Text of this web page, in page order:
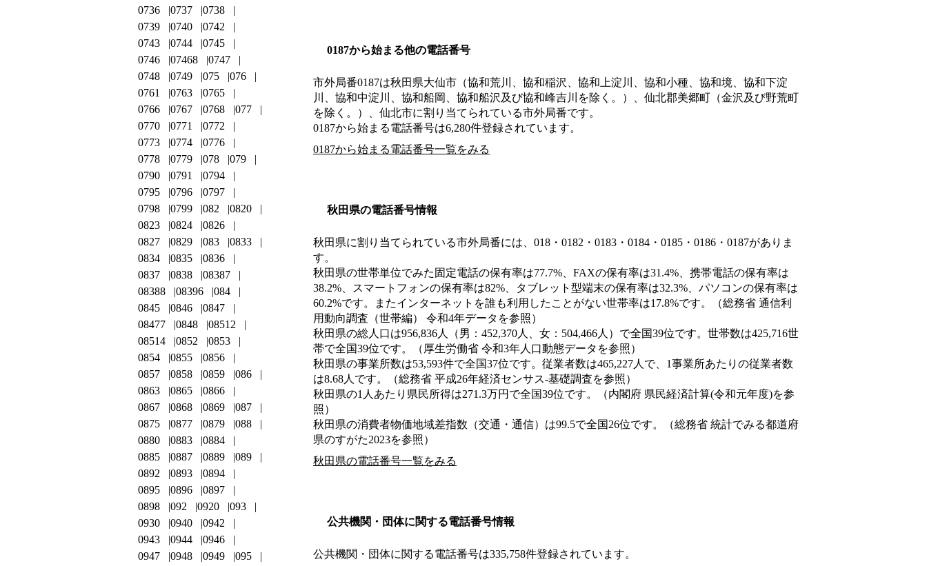
0187から始まる他の電話番号
市外局番0187は秋田県大仙市（協和荒川、協和稲沢、協和上淀川、協和小種、協和境、協和下淀
川、協和中淀川、協和船岡、協和船沢及び協和峰吉川を除く。）、仙北郡美郷町（金沢及び野荒町
を除く。）、仙北市に割り当てられている市外局番です。
0187から始まる電話番号は6,280件登録されています。
0187から始まる電話番号一覧をみる
秋田県の電話番号情報
秋田県に割り当てられている市外局番には、018・0182・0183・0184・0185・0186・0187がありま
す。
秋田県の世帯単位でみた固定電話の保有率は77.7%、FAXの保有率は31.4%、携帯電話の保有率は
38.2%、スマートフォンの保有率は82%、タブレット型端末の保有率は32.3%、パソコンの保有率は
60.2%です。またインターネットを誰も利用したことがない世帯率は17.8%です。（総務省 通信利
用動向調査（世帯編） 令和4年データを参照）
秋田県の総人口は956,836人（男：452,370人、女：504,466人）で全国39位です。世帯数は425,716世
帯で全国39位です。（厚生労働省 令和3年人口動態データを参照）
秋田県の事業所数は53,593件で全国37位です。従業者数は465,227人で、1事業所あたりの従業者数
は8.68人です。（総務省 平成26年経済センサス‐基礎調査を参照）
秋田県の1人あたり県民所得は271.3万円で全国39位です。（内閣府 県民経済計算(令和元年度)を参
照）
秋田県の消費者物価地域差指数（交通・通信）は99.5で全国26位です。（総務省 統計でみる都道府
県のすがた2023を参照）
秋田県の電話番号一覧をみる
公共機関・団体に関する電話番号情報
公共機関・団体に関する電話番号は335,758件登録されています。
0736
0737
0738
0739
0740
0742
0743
0744
0745
0746
07468
0747
0748
0749 075
076
0761
0763
0765
0766
0767 0768
077
0770
0771
0772
0773
0774
0776
0778
0779 078
079
0790
0791
0794
0795
0796
0797
0798
0799 082
0820
0823
0824
0826
0827
0829 083
0833
0834
0835
0836
0837
0838
08387
08388
08396
084
0845
0846
0847
08477
0848
08512
08514
0852
0853
0854
0855
0856
0857
0858 0859
086
0863
0865
0866
0867
0868 0869
087
0875
0877 0879
088
0880
0883
0884
0885
0887 0889
089
0892
0893
0894
0895
0896
0897
0898
092 0920
093
0930
0940
0942
0943
0944
0946
0947
0948 0949
095